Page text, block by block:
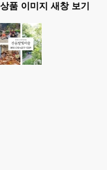
상품 이미지 새창 보기